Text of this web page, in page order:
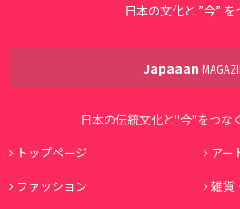
日本の文化と ”今” を
Japaaan
日本の伝統文化と"今"をつな
トップページ
アー
ファッション
雑貨